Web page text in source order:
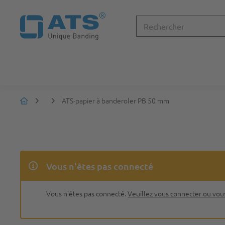
ATS-papier à banderoler PB 50 mm
Vous n'êtes pas connecté
Vous n'êtes pas connecté.Veuillez vous connecter ou